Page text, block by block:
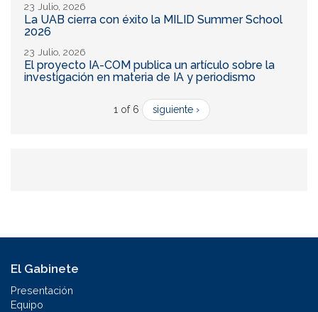
23 Julio, 2026
La UAB cierra con éxito la MILID Summer School
2026
23 Julio, 2026
El proyecto IA-COM publica un artículo sobre la
investigación en materia de IA y periodismo
1 of 6 siguiente ›
El Gabinete
Presentación
Equipo